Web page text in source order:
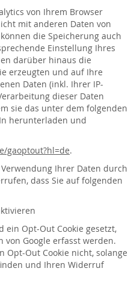
von Ihrem Browser
mit anderen Daten von
die Speicherung auch
Einstellung Ihres
darüber hinaus die
erzeugten und auf Ihre
Daten (inkl. Ihrer IP-
dieser Daten
sie das unter dem folgenden
herunterladen und
gaoptout?hl=de.
Ihrer Daten durch
dass Sie auf folgenden
ein Opt-Out Cookie gesetzt,
Google erfasst werden.
Opt-Out Cookie nicht, solange
und Ihren Widerruf